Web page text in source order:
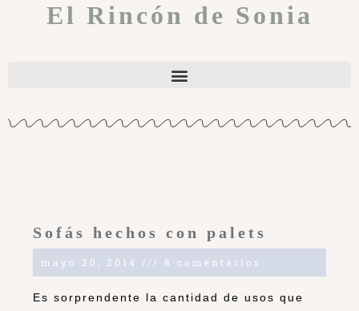
El Rincón de Sonia
Sofás hechos con palets
mayo 20, 2014 8 comentarios
Es sorprendente la cantidad de usos que